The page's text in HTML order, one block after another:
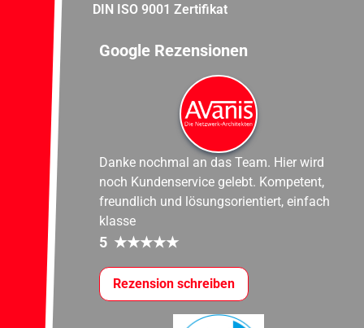
DIN ISO 9001 Zertifikat
Google Rezensionen
Danke nochmal an das Team. Hier wird
noch Kundenservice gelebt. Kompetent,
freundlich und lösungsorientiert, einfach
klasse
5 ★★★★★
Rezension schreiben